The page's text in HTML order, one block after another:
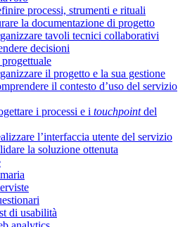
processi, strumenti e rituali
la documentazione di progetto
tavoli tecnici collaborativi
decisioni
il progetto e la sua gestione
il contesto d’uso del servizio
i processi e i touchpointdel
l’interfaccia utente del servizio
la soluzione ottenuta
di usabilità